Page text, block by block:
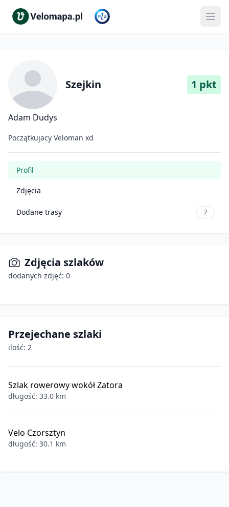
Szejkin 1 pkt
Adam Dudys
Początkujacy Veloman xd
Profil
Zdjęcia
Dodane trasy 2
Zdjęcia szlaków
dodanych zdjęć: 0
Przejechane szlaki
ilość: 2
Szlak rowerowy wokół Zatora
długość: 33.0 km
Velo Czorsztyn
długość: 30.1 km